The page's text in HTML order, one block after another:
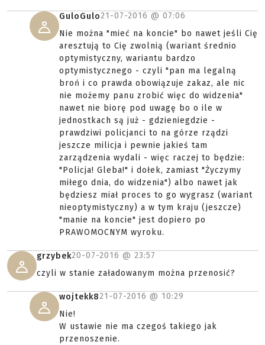
GuloGulo21-07-2016 @ 07:06
Nie można "mieć na koncie" bo nawet jeśli Cię
aresztują to Cię zwolnią (wariant średnio
optymistyczny, wariantu bardzo
optymistycznego - czyli "pan ma legalną
broń i co prawda obowiązuje zakaz, ale nic
nie możemy panu zrobić więc do widzenia"
nawet nie biorę pod uwagę bo o ile w
jednostkach są już - gdzieniegdzie -
prawdziwi policjanci to na górze rządzi
jeszcze milicja i pewnie jakieś tam
zarządzenia wydali - więc raczej to będzie:
"Policja! Gleba!" i dołek, zamiast "Życzymy
miłego dnia, do widzenia") albo nawet jak
będziesz miał proces to go wygrasz (wariant
nieoptymistyczny) a w tym kraju (jeszcze)
"manie na koncie" jest dopiero po
PRAWOMOCNYM wyroku.
grzybek20-07-2016 @ 23:57
czyli w stanie załadowanym można przenosić?
wojtekk821-07-2016 @ 10:29
Nie!
W ustawie nie ma czegoś takiego jak
przenoszenie.